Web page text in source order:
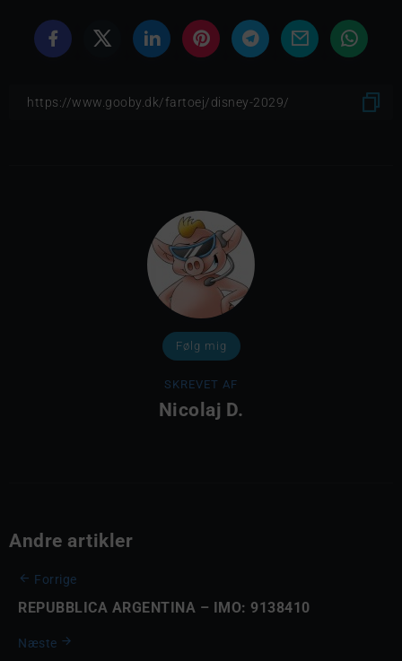
Følg mig
SKREVET AF
Nicolaj D.
Andre artikler
Forrige
REPUBBLICA ARGENTINA – IMO: 9138410
Næste